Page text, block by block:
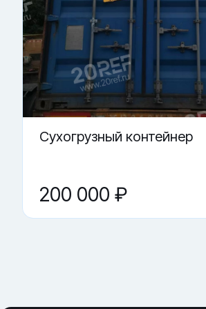
· контроль работы замков и
Купить «Сухогрузный морской
▼ Подойдёт ли контейнер
▼ Можно ли использовать
▼ Где купить Сухогрузный
▼ Что проверить перед
▼ От чего зависит цена на
Cухогрузный контейнер
200 000 ₽